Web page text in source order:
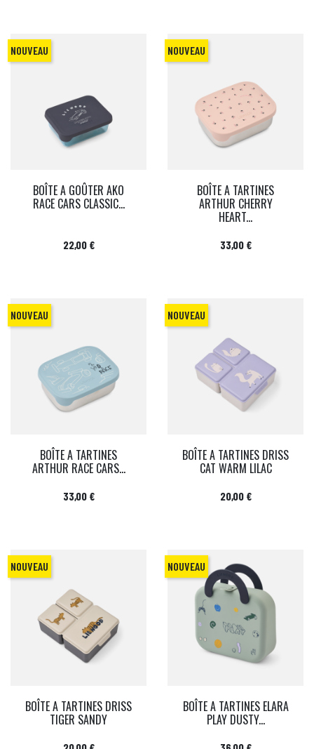
BOÎTE A GOÛTER AKO
RACE CARS CLASSIC...
Prix
22,00 €
NOUVEAU
BOÎTE A TARTINES
ARTHUR CHERRY
HEART...
Prix
33,00 €
NOUVEAU
BOÎTE A TARTINES
ARTHUR RACE CARS...
Prix
33,00 €
NOUVEAU
BOÎTE A TARTINES DRISS
CAT WARM LILAC
Prix
20,00 €
NOUVEAU
BOÎTE A TARTINES DRISS
TIGER SANDY
NOUVEAU
BOÎTE A TARTINES ELARA
PLAY DUSTY...
NOUVEAU